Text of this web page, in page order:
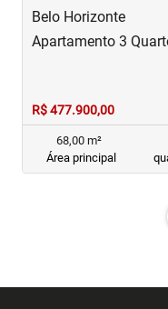
Belo Horizonte
Apartamento 3
R$ 477.900,00
68,00 m²
Área principal